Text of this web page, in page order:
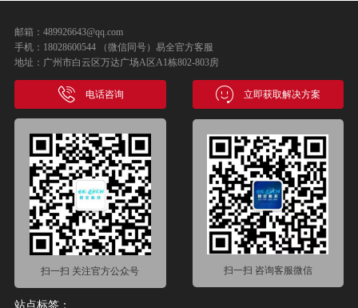
邮箱：489926643@qq.com
手机：18028600544 （微信同号）易全官方客服
地址：广州市白云区万达广场A区A1栋802-803房
电话咨询 立即获取解决方案
扫一扫 关注官方公众号 扫一扫 咨询客服微信
站点标签：